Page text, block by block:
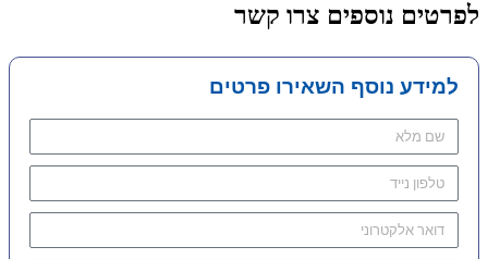
לפרטים נוספים צרו קשר
למידע נוסף השאירו פרטים